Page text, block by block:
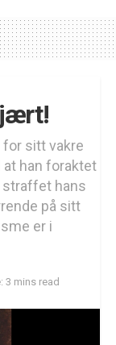
sitt vakre
han foraktet
hans
på sitt
er i
3 mins read